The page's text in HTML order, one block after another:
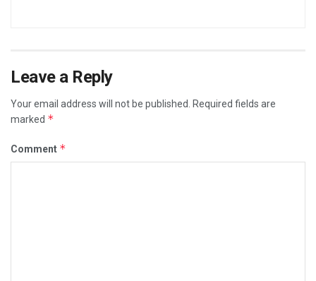
Leave a Reply
Your email address will not be published. Required fields are
marked *
Comment *